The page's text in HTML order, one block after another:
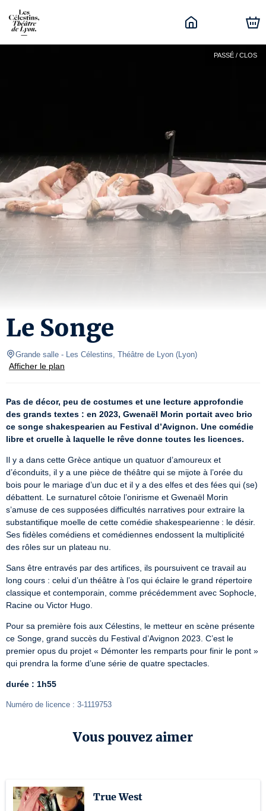
PASSÉ / CLOS
Le Songe
Grande salle - Les Célestins, Théâtre de Lyon (Lyon)
Afficher le plan
Pas de décor, peu de costumes et une lecture approfondie
des grands textes : en 2023, Gwenaël Morin portait avec brio
ce songe shakespearien au Festival d’Avignon. Une comédie
libre et cruelle à laquelle le rêve donne toutes les licences.
Il y a dans cette Grèce antique un quatuor d’amoureux et
d’éconduits, il y a une pièce de théâtre qui se mijote à l’orée du
bois pour le mariage d’un duc et il y a des elfes et des fées qui (se)
débattent. Le surnaturel côtoie l’onirisme et Gwenaël Morin
s’amuse de ces supposées difficultés narratives pour extraire la
substantifique moelle de cette comédie shakespearienne : le désir.
Ses fidèles comédiens et comédiennes endossent la multiplicité
des rôles sur un plateau nu.
Sans être entravés par des artifices, ils poursuivent ce travail au
long cours : celui d’un théâtre à l’os qui éclaire le grand répertoire
classique et contemporain, comme précédemment avec Sophocle,
Racine ou Victor Hugo.
Pour sa première fois aux Célestins, le metteur en scène présente
ce Songe, grand succès du Festival d’Avignon 2023. C’est le
premier opus du projet « Démonter les remparts pour finir le pont »
qui prendra la forme d’une série de quatre spectacles.
durée : 1h55
Numéro de licence : 3-1119753
Vous pouvez aimer
True West